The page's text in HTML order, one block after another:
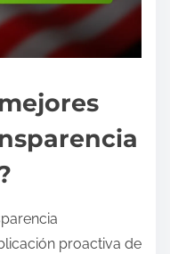
proactiva de